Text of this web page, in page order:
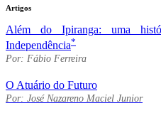
Artigos
Além do Ipiranga: uma
Independência*
Por: Fábio Ferreira
O Atuário do Futuro
Por: José Nazareno Maciel Junior